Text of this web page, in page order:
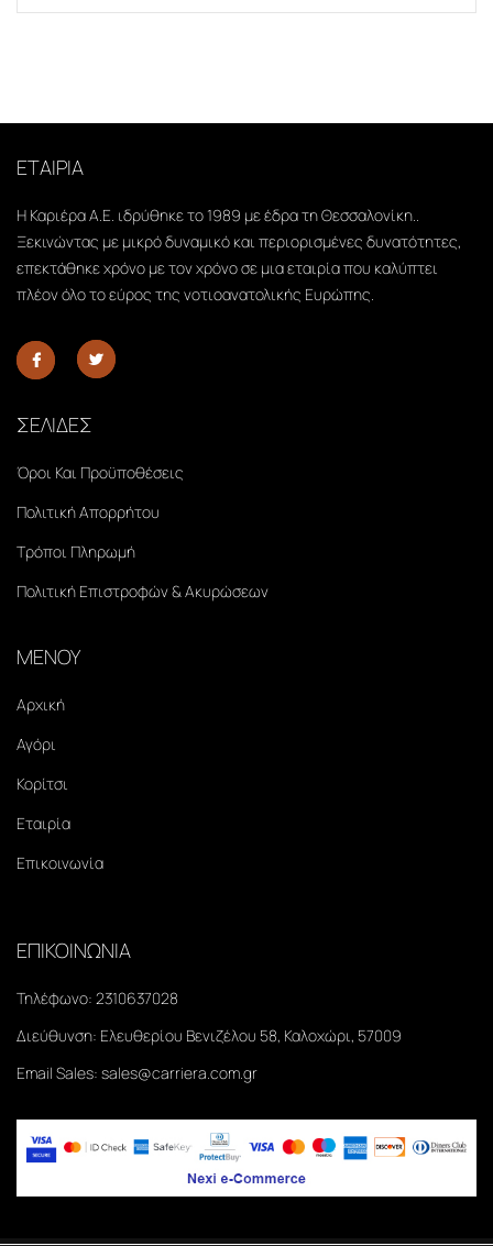
ΕΤΑΙΡΙΑ
Η Καριέρα Α.Ε. ιδρύθηκε το 1989 με έδρα τη Θεσσαλονίκη..
Ξεκινώντας με μικρό δυναμικό και περιορισμένες δυνατότητες,
επεκτάθηκε χρόνο με τον χρόνο σε μια εταιρία που καλύπτει
πλέον όλο το εύρος της νοτιοανατολικής Ευρώπης.
ΣΕΛΙΔΕΣ
Όροι Και Προϋποθέσεις
Πολιτική Απορρήτου
Τρόποι Πληρωμή
Πολιτική Επιστροφών & Ακυρώσεων
ΜΕΝΟΥ
Αρχική
Αγόρι
Κορίτσι
Εταιρία
Επικοινωνία
ΕΠΙΚΟΙΝΩΝΙΑ
Τηλέφωνο: 2310637028
Διεύθυνση: Ελευθερίου Βενιζέλου 58, Καλοχώρι, 57009
Email Sales: sales@carriera.com.gr